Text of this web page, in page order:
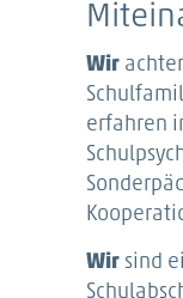
Wir
erfahren
Wir sind